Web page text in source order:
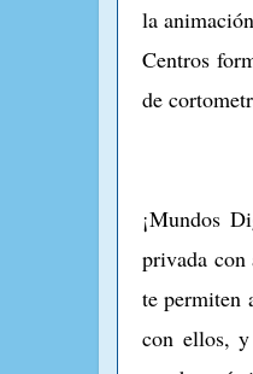
la
Centros
de
¡Mundos
privada
te permiten
con ellos, y